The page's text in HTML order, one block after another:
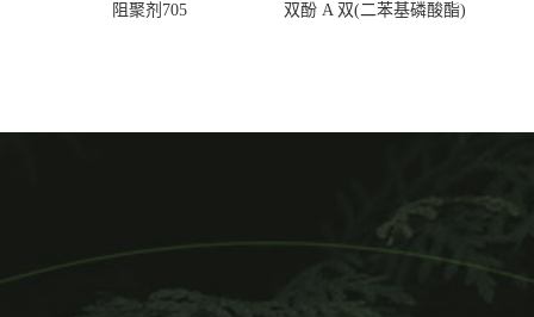
阻聚剂705 双酚 A 双(二苯基磷酸酯)